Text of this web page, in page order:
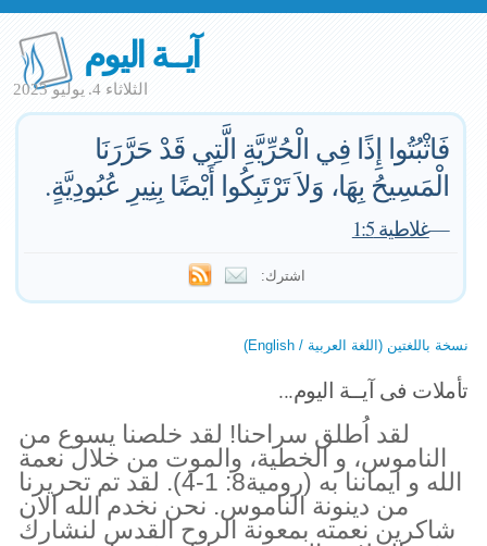
آيــة اليوم
الثلاثاء 4. يوليو 2023
فَاثْبُتُوا إِذًا فِي الْحُرِّيَّةِ الَّتِي قَدْ حَرَّرَنَا
الْمَسِيحُ بِهَا، وَلاَ تَرْتَبِكُوا أَيْضًا بِنِيرِ عُبُودِيَّةٍ.
—غلاطية 1:5
اشترك:
نسخة باللغتين (اللغة العربية / English)
تأملات فى آيــة اليوم...
لقد اُطلق سراحنا! لقد خلصنا يسوع من
الناموس، و الخطية، والموت من خلال نعمة
الله و ايماننا به (رومية8: 1-4). لقد تم تحريرنا
من دينونة الناموس. نحن نخدم الله الان
شاكرين نعمته بمعونة الروح القدس لنشارك